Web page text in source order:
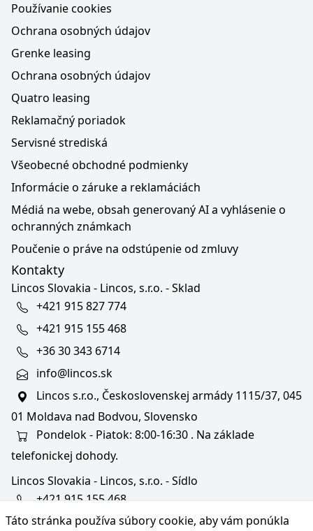
Táto stránka používa súbory cookie, aby vám ponúkla
Používanie cookies
Ochrana osobných údajov
Grenke leasing
Ochrana osobných údajov
Quatro leasing
Reklamačný poriadok
Servisné strediská
Všeobecné obchodné podmienky
Informácie o záruke a reklamáciách
Médiá na webe, obsah generovaný AI a vyhlásenie o
ochranných známkach
Poučenie o práve na odstúpenie od zmluvy
Kontakty
Lincos Slovakia - Lincos, s.r.o. - Sklad
+421 915 827 774
+421 915 155 468
+36 30 343 6714
info@lincos.sk
Lincos s.r.o., Československej armády 1115/37, 045
01 Moldava nad Bodvou, Slovensko
Pondelok - Piatok: 8:00-16:30 . Na základe
telefonickej dohody.
Lincos Slovakia - Lincos, s.r.o. - Sídlo
+421 915 155 468
+36/30 343 6714